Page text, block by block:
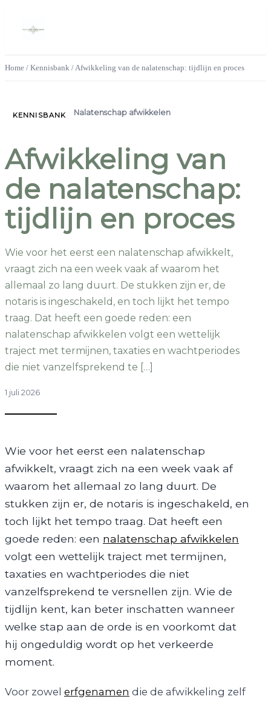
Home / Kennisbank /Afwikkeling van de nalatenschap: tijdlijn en proces
KENNISBANK Nalatenschap afwikkelen
Afwikkeling van
de nalatenschap:
tijdlijn en proces
Wie voor het eerst een nalatenschap afwikkelt,
vraagt zich na een week vaak af waarom het
allemaal zo lang duurt. De stukken zijn er, de
notaris is ingeschakeld, en toch lijkt het tempo
traag. Dat heeft een goede reden: een
nalatenschap afwikkelen volgt een wettelijk
traject met termijnen, taxaties en wachtperiodes
die niet vanzelfsprekend te […]
1 juli 2026
Wie voor het eerst een nalatenschap
afwikkelt, vraagt zich na een week vaak af
waarom het allemaal zo lang duurt. De
stukken zijn er, de notaris is ingeschakeld, en
toch lijkt het tempo traag. Dat heeft een
goede reden: een nalatenschap afwikkelen
volgt een wettelijk traject met termijnen,
taxaties en wachtperiodes die niet
vanzelfsprekend te versnellen zijn. Wie de
tijdlijn kent, kan beter inschatten wanneer
welke stap aan de orde is en voorkomt dat
hij ongeduldig wordt op het verkeerde
moment.
Voor zowel erfgenamen die de afwikkeling zelf